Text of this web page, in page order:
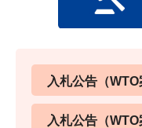
入札公告（WTO
入札公告（